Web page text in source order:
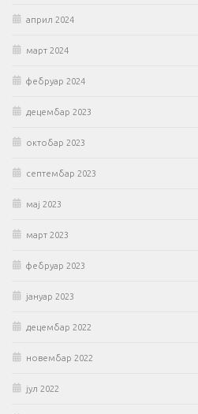
април 2024
март 2024
фебруар 2024
децембар 2023
октобар 2023
септембар 2023
мај 2023
март 2023
фебруар 2023
јануар 2023
децембар 2022
новембар 2022
јул 2022